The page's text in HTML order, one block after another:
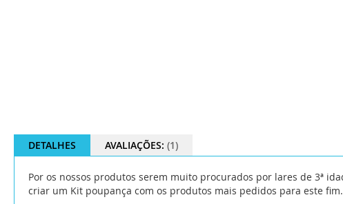
DETALHES
Por os nossos produtos serem muito procurados por lares de 3ª
criar um Kit poupança com os produtos mais pedidos para este fim.
AVALIAÇÕES: 1